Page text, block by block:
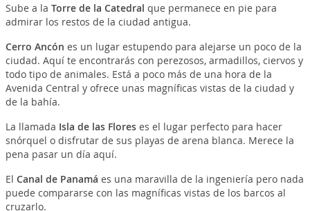
Sube a la Torre de la Catedral que permanece en pie para
admirar los restos de la ciudad antigua.
Cerro Ancón es un lugar estupendo para alejarse un poco de la
ciudad. Aquí te encontrarás con perezosos, armadillos, ciervos y
todo tipo de animales. Está a poco más de una hora de la
Avenida Central y ofrece unas magníficas vistas de la ciudad y
de la bahía.
La llamada Isla de las Floreses el lugar perfecto para hacer
snórquel o disfrutar de sus playas de arena blanca. Merece la
pena pasar un día aquí.
El Canal de Panamá es una maravilla de la ingeniería pero nada
puede compararse con las magníficas vistas de los barcos al
cruzarlo.